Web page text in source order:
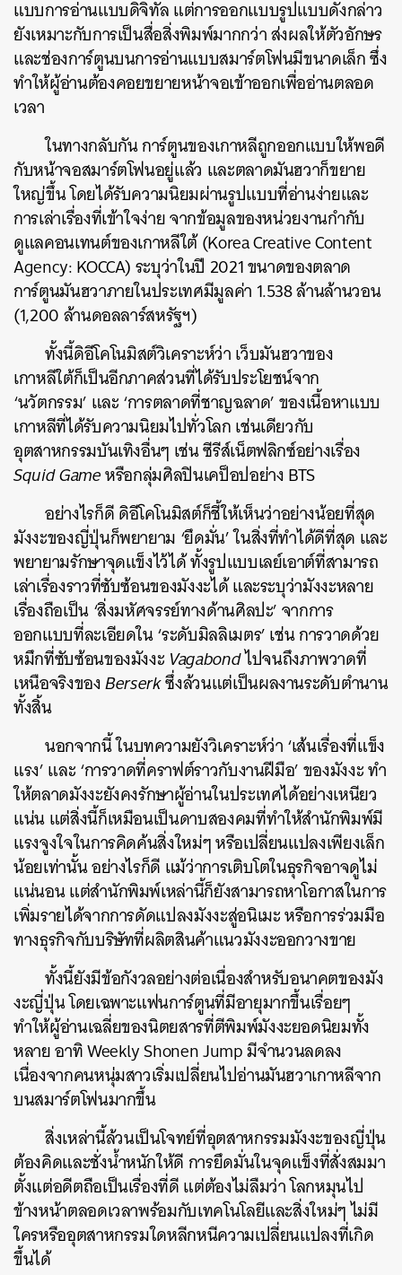
แบบการอ่านแบบดิจิทัล แต่การออกแบบรูปแบบดังกล่าว
ยังเหมาะกับการเป็นสื่อสิ่งพิมพ์มากกว่า ส่งผลให้ตัวอักษร
และช่องการ์ตูนบนการอ่านแบบสมาร์ตโฟนมีขนาดเล็ก ซึ่ง
ทำให้ผู้อ่านต้องคอยขยายหน้าจอเข้าออกเพื่ออ่านตลอด
เวลา
ในทางกลับกัน การ์ตูนของเกาหลีถูกออกแบบให้พอดี
กับหน้าจอสมาร์ตโฟนอยู่แล้ว และตลาดมันฮวาก็ขยาย
ใหญ่ขึ้น โดยได้รับความนิยมผ่านรูปแบบที่อ่านง่ายและ
การเล่าเรื่องที่เข้าใจง่าย จากข้อมูลของหน่วยงานกำกับ
ดูแลคอนเทนต์ของเกาหลีใต้ (Korea Creative Content
Agency: KOCCA) ระบุว่าในปี 2021 ขนาดของตลาด
การ์ตูนมันฮวาภายในประเทศมีมูลค่า 1.538 ล้านล้านวอน
(1,200 ล้านดอลลาร์สหรัฐฯ)
ทั้งนี้ดิอีโคโนมิสต์วิเคราะห์ว่า เว็บมันฮวาของ
เกาหลีใต้ก็เป็นอีกภาคส่วนที่ได้รับประโยชน์จาก
‘นวัตกรรม’ และ ‘การตลาดที่ชาญฉลาด’ ของเนื้อหาแบบ
เกาหลีที่ได้รับความนิยมไปทั่วโลก เช่นเดียวกับ
อุตสาหกรรมบันเทิงอื่นๆ เช่น ซีรีส์เน็ตฟลิกซ์อย่างเรื่อง
Squid Gameหรือกลุ่มศิลปินเคป็อปอย่าง BTS
อย่างไรก็ดี ดิอีโคโนมิสต์ก็ชี้ให้เห็นว่าอย่างน้อยที่สุด
มังงะของญี่ปุ่นก็พยายาม ‘ยึดมั่น’ ในสิ่งที่ทำได้ดีที่สุด และ
พยายามรักษาจุดแข็งไว้ได้ ทั้งรูปแบบเลย์เอาต์ที่สามารถ
เล่าเรื่องราวที่ซับซ้อนของมังงะได้ และระบุว่ามังงะหลาย
เรื่องถือเป็น ‘สิ่งมหัศจรรย์ทางด้านศิลปะ’ จากการ
ออกแบบที่ละเอียดใน ‘ระดับมิลลิเมตร’ เช่น การวาดด้วย
หมึกที่ซับซ้อนของมังงะ Vagabondไปจนถึงภาพวาดที่
เหนือจริงของBerserkซึ่งล้วนแต่เป็นผลงานระดับตำนาน
ทั้งสิ้น
นอกจากนี้ ในบทความยังวิเคราะห์ว่า ‘เส้นเรื่องที่แข็ง
แรง’ และ ‘การวาดที่คราฟต์ราวกับงานฝีมือ’ ของมังงะ ทำ
ให้ตลาดมังงะยังคงรักษาผู้อ่านในประเทศได้อย่างเหนียว
แน่น แต่สิ่งนี้ก็เหมือนเป็นดาบสองคมที่ทำให้สำนักพิมพ์มี
แรงจูงใจในการคิดค้นสิ่งใหม่ๆ หรือเปลี่ยนแปลงเพียงเล็ก
น้อยเท่านั้น อย่างไรก็ดี แม้ว่าการเติบโตในธุรกิจอาจดูไม่
แน่นอน แต่สำนักพิมพ์เหล่านี้ก็ยังสามารถหาโอกาสในการ
เพิ่มรายได้จากการดัดแปลงมังงะสู่อนิเมะ หรือการร่วมมือ
ทางธุรกิจกับบริษัทที่ผลิตสินค้าแนวมังงะออกวางขาย
ทั้งนี้ยังมีข้อกังวลอย่างต่อเนื่องสำหรับอนาคตของมัง
งะญี่ปุ่น โดยเฉพาะแฟนการ์ตูนที่มีอายุมากขึ้นเรื่อยๆ
ทำให้ผู้อ่านเฉลี่ยของนิตยสารที่ตีพิมพ์มังงะยอดนิยมทั้ง
หลาย อาทิ Weekly Shonen Jump มีจำนวนลดลง
เนื่องจากคนหนุ่มสาวเริ่มเปลี่ยนไปอ่านมันฮวาเกาหลีจาก
บนสมาร์ตโฟนมากขึ้น
สิ่งเหล่านี้ล้วนเป็นโจทย์ที่อุตสาหกรรมมังงะของญี่ปุ่น
ต้องคิดและชั่งน้ำหนักให้ดี การยึดมั่นในจุดแข็งที่สั่งสมมา
ตั้งแต่อดีตถือเป็นเรื่องที่ดี แต่ต้องไม่ลืมว่า โลกหมุนไป
ข้างหน้าตลอดเวลาพร้อมกับเทคโนโลยีและสิ่งใหม่ๆ ไม่มี
ใครหรืออุตสาหกรรมใดหลีกหนีความเปลี่ยนแปลงที่เกิด
ขึ้นได้
ค้นหา
SHARE TWEET LINE EMAIL